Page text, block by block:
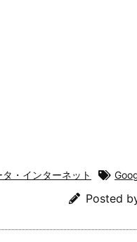
タ・インターネット
Posted